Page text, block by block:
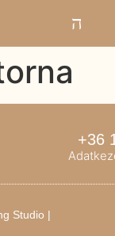
+36
Studio |